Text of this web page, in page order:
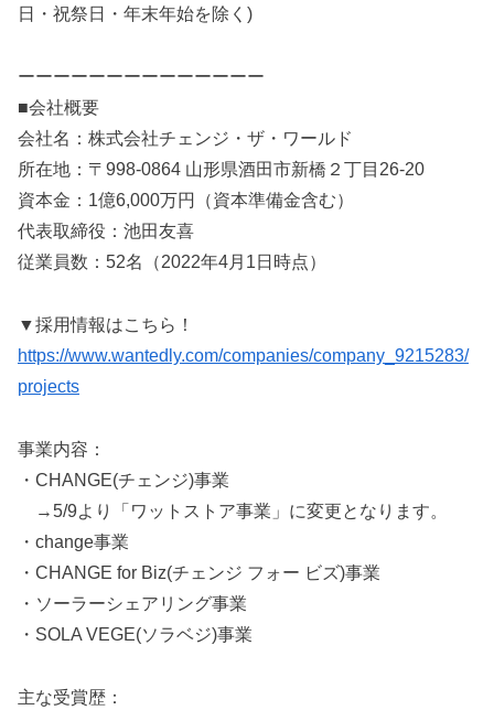
日・祝祭日・年末年始を除く)
ーーーーーーーーーーーーーー
■会社概要
会社名：株式会社チェンジ・ザ・ワールド
所在地：〒998-0864 山形県酒田市新橋２丁目26-20
資本金：1億6,000万円（資本準備金含む）
代表取締役：池田友喜
従業員数：52名（2022年4月1日時点）
▼採用情報はこちら！
https://www.wantedly.com/companies/company_9215283/
projects
事業内容：
・CHANGE(チェンジ)事業
→5/9より「ワットストア事業」に変更となります。
・change事業
・CHANGE for Biz(チェンジ フォー ビズ)事業
・ソーラーシェアリング事業
・SOLA VEGE(ソラベジ)事業
主な受賞歴：